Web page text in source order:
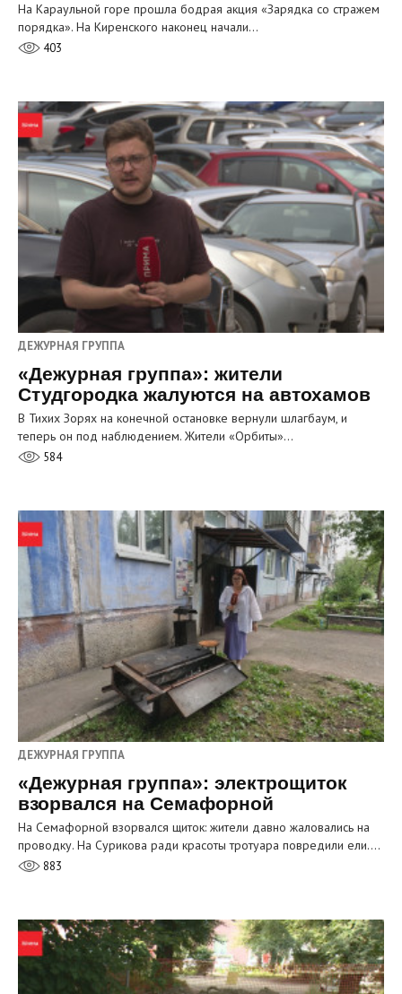
На Караульной горе прошла бодрая акция «Зарядка со стражем
порядка». На Киренского наконец начали…
403
ДЕЖУРНАЯ ГРУППА
«Дежурная группа»: жители
Студгородка жалуются на автохамов
В Тихих Зорях на конечной остановке вернули шлагбаум, и
теперь он под наблюдением. Жители «Орбиты»…
584
ДЕЖУРНАЯ ГРУППА
«Дежурная группа»: электрощиток
взорвался на Семафорной
На Семафорной взорвался щиток: жители давно жаловались на
проводку. На Сурикова ради красоты тротуара повредили ели.…
883